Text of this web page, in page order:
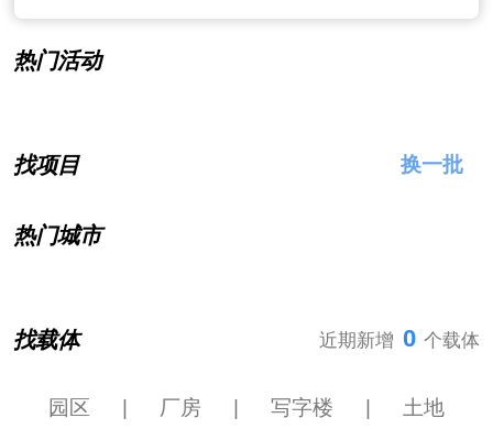
热门活动
找项目 换一批
热门城市
找载体 近期新增 0 个载体
园区 厂房 写字楼 土地